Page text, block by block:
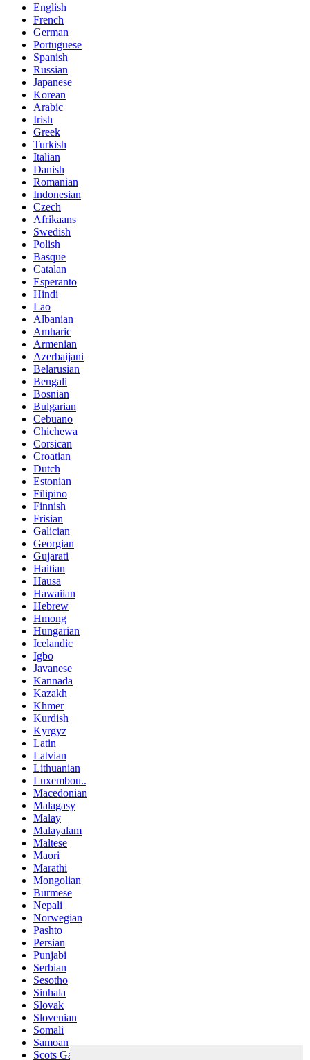
English
French
German
Portuguese
Spanish
Russian
Japanese
Korean
Arabic
Irish
Greek
Turkish
Italian
Danish
Romanian
Indonesian
Czech
Afrikaans
Swedish
Polish
Basque
Catalan
Esperanto
Hindi
Lao
Albanian
Amharic
Armenian
Azerbaijani
Belarusian
Bengali
Bosnian
Bulgarian
Cebuano
Chichewa
Corsican
Croatian
Dutch
Estonian
Filipino
Finnish
Frisian
Galician
Georgian
Gujarati
Haitian
Hausa
Hawaiian
Hebrew
Hmong
Hungarian
Icelandic
Igbo
Javanese
Kannada
Kazakh
Khmer
Kurdish
Kyrgyz
Latin
Latvian
Lithuanian
Luxembou..
Macedonian
Malagasy
Malay
Malayalam
Maltese
Maori
Marathi
Mongolian
Burmese
Nepali
Norwegian
Pashto
Persian
Punjabi
Serbian
Sesotho
Sinhala
Slovak
Slovenian
Somali
Samoan
Scots Gaelic